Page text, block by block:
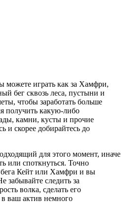
можете играть как за Хамфри,
бег сквозь леса, пустыни и
чтобы заработать больше
получить какую-либо
камни, кусты и прочие
и скорее добирайтесь до
для этого момент, иначе
или споткнуться. Точно
бега Кейт или Хамфри и вы
забывайте следить за
волка, сделать его
ваш актив немного